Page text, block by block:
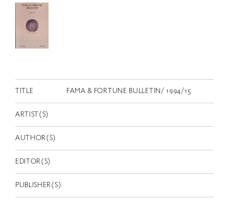
CONTACT
JP
EN
TITLE FAMA & FORTUNE BULLETIN/ 1994/15
ARTIST(S)
AUTHOR(S)
EDITOR(S)
PUBLISHER(S)